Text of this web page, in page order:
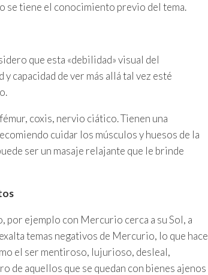
se tiene el conocimiento previo del tema.
que esta «debilidad» visual del
capacidad de ver más allá tal vez esté
coxis, nervio ciático. Tienen una
cuidar los músculos y huesos de la
ser un masaje relajante que le brinde
por ejemplo con Mercurio cerca a su Sol, a
temas negativos de Mercurio, lo que hace
el ser mentiroso, lujurioso, desleal,
de aquellos que se quedan con bienes ajenos